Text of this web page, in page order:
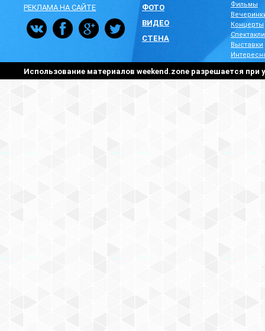
РЕКЛАМА НА САЙТЕ
ФОТО
ВИДЕО
СТЕНА
Фильмы
Концерты
Спектакли
Выставки
Использование материалов weekend.zone разрешается